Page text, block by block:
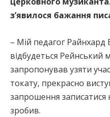
з’явилося бажання
– Мій педагог
відбудеться Рейнський
запропонував узяти
токату, прекрасно
запрошення записатися
зробив.